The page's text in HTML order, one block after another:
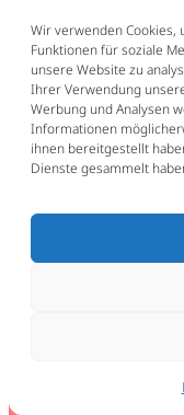
Wir verwenden Cookies,
Funktionen für soziale
unsere Website zu
Ihrer Verwendung
Werbung und Analysen
Informationen
ihnen bereitgestellt
Dienste gesammelt
Standorten in
Videocall. Rufen Sie